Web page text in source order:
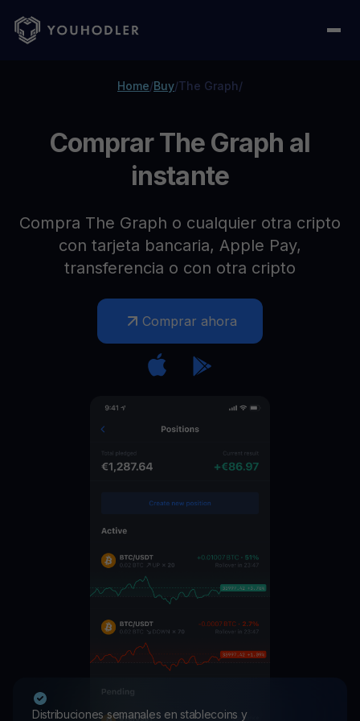
Home/Buy/The Graph/
Comprar The Graph al
instante
Compra The Graph o cualquier otra cripto
con tarjeta bancaria, Apple Pay,
transferencia o con otra cripto
Comprar ahora
Distribuciones semanales en stablecoins y